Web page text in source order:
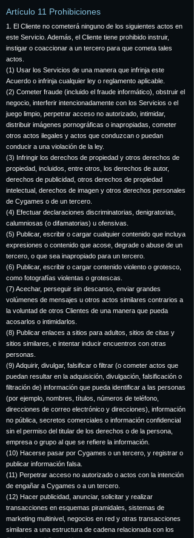
Artículo 11 Prohibiciones
1. El Cliente no cometerá ninguno de los siguientes actos en
este Servicio. Además, el Cliente tiene prohibido instruir,
instigar o coaccionar a un tercero para que cometa tales
actos.
(1) Usar los Servicios de una manera que infrinja este
Acuerdo o infrinja cualquier ley o reglamento aplicable.
(2) Cometer fraude (incluido el fraude informático), obstruir el
negocio, interferir intencionadamente con los Servicios o el
juego limpio, perpetrar acceso no autorizado, intimidar,
distribuir imágenes pornográficas o inapropiadas, cometer
otros actos ilegales y actos que conduzcan o puedan
conducir a una violación de la ley.
(3) Infringir los derechos de propiedad y otros derechos de
propiedad, incluidos, entre otros, los derechos de autor,
derechos de publicidad, otros derechos de propiedad
intelectual, derechos de imagen y otros derechos personales
de Cygames o de un tercero.
(4) Efectuar declaraciones discriminatorias, denigratorias,
calumniosas (o difamatorias) u ofensivas.
(5) Publicar, escribir o cargar cualquier contenido que incluya
expresiones o contenido que acose, degrade o abuse de un
tercero, o que sea inapropiado para un tercero.
(6) Publicar, escribir o cargar contenido violento o grotesco,
como fotografías violentas o grotescas.
(7) Acechar, perseguir sin descanso, enviar grandes
volúmenes de mensajes u otros actos similares contrarios a
la voluntad de otros Clientes de una manera que pueda
acosarlos o intimidarlos.
(8) Publicar enlaces a sitios para adultos, sitios de citas y
sitios similares, e intentar inducir encuentros con otras
personas.
(9) Adquirir, divulgar, falsificar o filtrar (o cometer actos que
puedan resultar en la adquisición, divulgación, falsificación o
filtración de) información que pueda identificar a las personas
(por ejemplo, nombres, títulos, números de teléfono,
direcciones de correo electrónico y direcciones), información
no pública, secretos comerciales o información confidencial
sin el permiso del titular de los derechos o de la persona,
empresa o grupo al que se refiere la información.
(10) Hacerse pasar por Cygames o un tercero, y registrar o
publicar información falsa.
(11) Perpetrar acceso no autorizado o actos con la intención
de engañar a Cygames o a un tercero.
(12) Hacer publicidad, anunciar, solicitar y realizar
transacciones en esquemas piramidales, sistemas de
marketing multinivel, negocios en red y otras transacciones
similares a una estructura de cadena relacionada con los